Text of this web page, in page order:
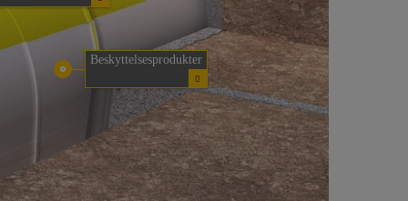
Beskyttelsesprodukter